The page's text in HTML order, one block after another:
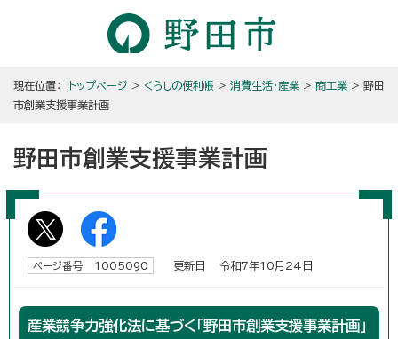
現在位置： トップページ > くらしの便利帳 > 消費生活・産業 > 商工業 > 野田
市創業支援事業計画
野田市創業支援事業計画
ページ番号 1005090 更新日 令和7年10月24日
産業競争力強化法に基づく「野田市創業支援事業計画」